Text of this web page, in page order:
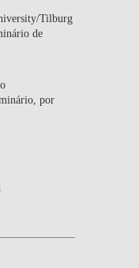
Tilburg
de
por